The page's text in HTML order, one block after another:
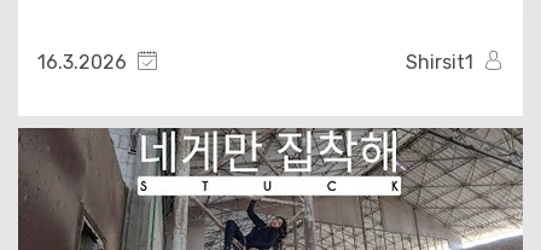
16.3.2026